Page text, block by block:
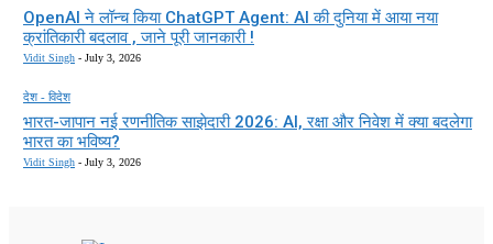
OpenAI ने लॉन्च किया ChatGPT Agent: AI की दुनिया में आया नया
क्रांतिकारी बदलाव , जाने पूरी जानकारी !
Vidit Singh - July 3, 2026
देश - विदेश
भारत-जापान नई रणनीतिक साझेदारी 2026: AI, रक्षा और निवेश में क्या बदलेगा
भारत का भविष्य?
Vidit Singh - July 3, 2026